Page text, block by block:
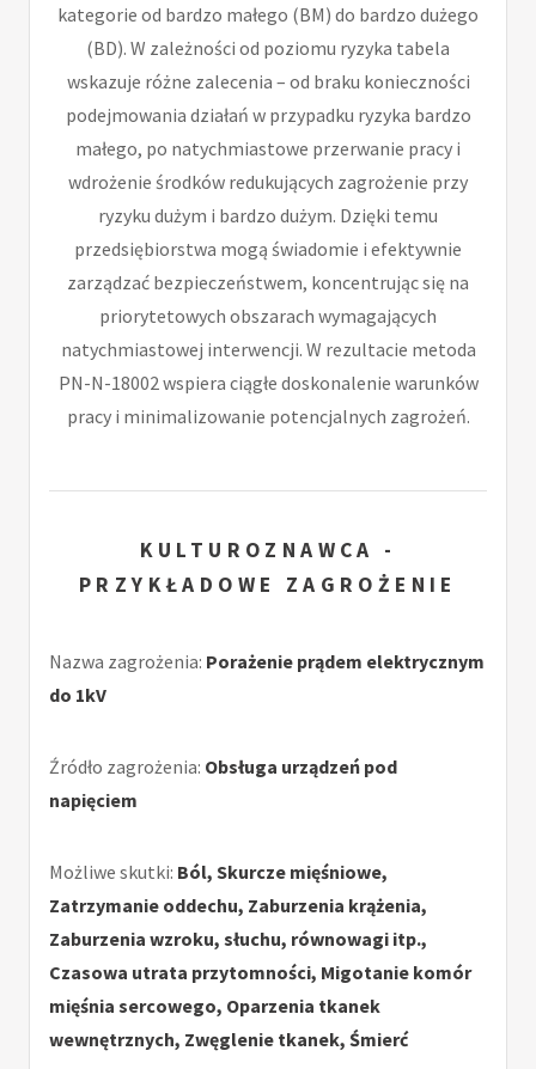
kategorie od bardzo małego (BM) do bardzo dużego
(BD). W zależności od poziomu ryzyka tabela
wskazuje różne zalecenia – od braku konieczności
podejmowania działań w przypadku ryzyka bardzo
małego, po natychmiastowe przerwanie pracy i
wdrożenie środków redukujących zagrożenie przy
ryzyku dużym i bardzo dużym. Dzięki temu
przedsiębiorstwa mogą świadomie i efektywnie
zarządzać bezpieczeństwem, koncentrując się na
priorytetowych obszarach wymagających
natychmiastowej interwencji. W rezultacie metoda
PN-N-18002 wspiera ciągłe doskonalenie warunków
pracy i minimalizowanie potencjalnych zagrożeń.
KULTUROZNAWCA -
PRZYKŁADOWE ZAGROŻENIE
Nazwa zagrożenia: Porażenie prądem elektrycznym
do 1kV
Źródło zagrożenia: Obsługa urządzeń pod
napięciem
Możliwe skutki: Ból, Skurcze mięśniowe,
Zatrzymanie oddechu, Zaburzenia krążenia,
Zaburzenia wzroku, słuchu, równowagi itp.,
Czasowa utrata przytomności, Migotanie komór
mięśnia sercowego, Oparzenia tkanek
wewnętrznych, Zwęglenie tkanek, Śmierć